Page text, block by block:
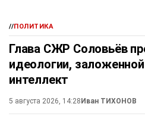
//ПОЛИТИКА
Глава СЖР Соловьёв
идеологии,
интеллект
5 августа 2026, 14:28Иван ТИХОНОВ